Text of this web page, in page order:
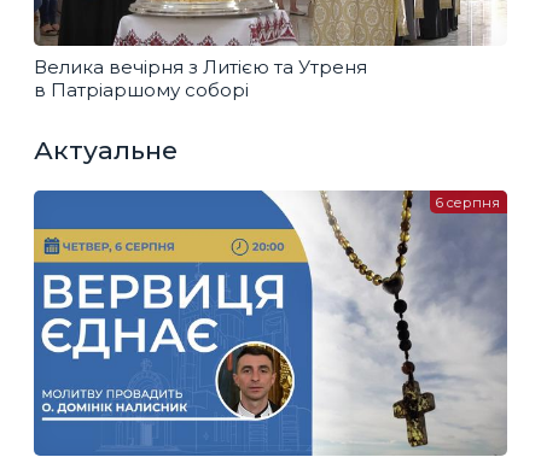
Велика вечірня з Литією та Утреня
в Патріаршому соборі
Актуальне
6 серпня